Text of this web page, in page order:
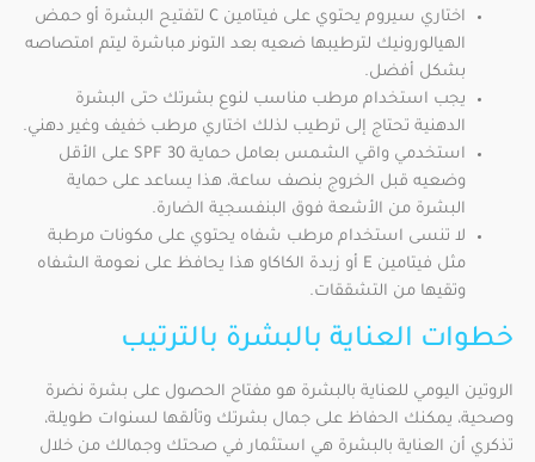
اختاري سيروم يحتوي على فيتامين C لتفتيح البشرة أو حمض
الهيالورونيك لترطيبها ضعيه بعد التونر مباشرة ليتم امتصاصه
بشكل أفضل.
يجب استخدام مرطب مناسب لنوع بشرتك حتى البشرة
الدهنية تحتاج إلى ترطيب لذلك اختاري مرطب خفيف وغير دهني.
استخدمي واقي الشمس بعامل حماية SPF 30 على الأقل
وضعيه قبل الخروج بنصف ساعة، هذا يساعد على حماية
البشرة من الأشعة فوق البنفسجية الضارة.
لا تنسى استخدام مرطب شفاه يحتوي على مكونات مرطبة
مثل فيتامين E أو زبدة الكاكاو هذا يحافظ على نعومة الشفاه
وتقيها من التشققات.
خطوات العناية بالبشرة بالترتيب
الروتين اليومي للعناية بالبشرة هو مفتاح الحصول على بشرة نضرة
وصحية، يمكنك الحفاظ على جمال بشرتك وتألقها لسنوات طويلة،
تذكري أن العناية بالبشرة هي استثمار في صحتك وجمالك من خلال